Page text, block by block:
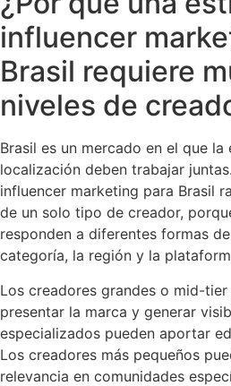
influencer
Brasil requiere
niveles de
Brasil es un mercado en el que
localización deben trabajar
influencer marketing para Brasil
de un solo tipo de creador,
responden a diferentes formas
categoría, la región y la
Los creadores grandes o mid-
presentar la marca y generar
especializados pueden aportar
Los creadores más pequeños
relevancia en comunidades